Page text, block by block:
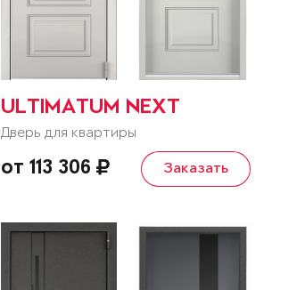
ULTIMATUM NEXT
Дверь для квартиры
от 113 306 Заказать